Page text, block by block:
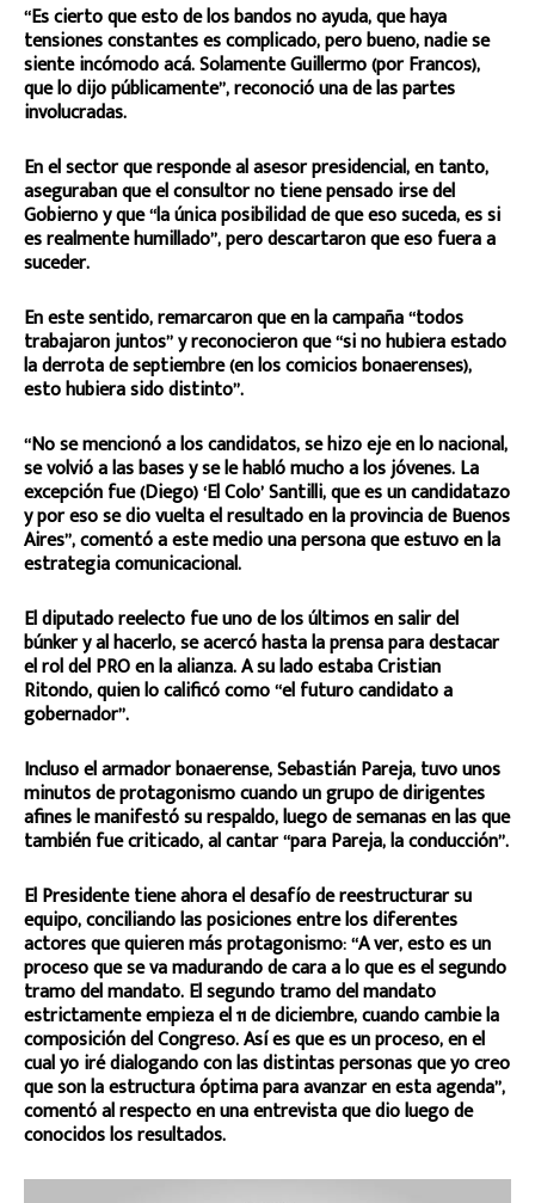
“Es cierto que esto de los bandos no ayuda, que haya
tensiones constantes es complicado, pero bueno, nadie se
siente incómodo acá. Solamente Guillermo (por Francos),
que lo dijo públicamente”, reconoció una de las partes
involucradas.
En el sector que responde al asesor presidencial, en tanto,
aseguraban que el consultor no tiene pensado irse del
Gobierno y que “la única posibilidad de que eso suceda, es si
es realmente humillado”, pero descartaron que eso fuera a
suceder.
En este sentido, remarcaron que en la campaña “todos
trabajaron juntos” y reconocieron que “si no hubiera estado
la derrota de septiembre (en los comicios bonaerenses),
esto hubiera sido distinto”.
“No se mencionó a los candidatos, se hizo eje en lo nacional,
se volvió a las bases y se le habló mucho a los jóvenes. La
excepción fue (Diego) ‘El Colo’ Santilli, que es un candidatazo
y por eso se dio vuelta el resultado en la provincia de Buenos
Aires”, comentó a este medio una persona que estuvo en la
estrategia comunicacional.
El diputado reelecto fue uno de los últimos en salir del
búnker y al hacerlo, se acercó hasta la prensa para destacar
el rol del PRO en la alianza. A su lado estaba Cristian
Ritondo, quien lo calificó como “el futuro candidato a
gobernador”.
Incluso el armador bonaerense, Sebastián Pareja, tuvo unos
minutos de protagonismo cuando un grupo de dirigentes
afines le manifestó su respaldo, luego de semanas en las que
también fue criticado, al cantar “para Pareja, la conducción”.
El Presidente tiene ahora el desafío de reestructurar su
equipo, conciliando las posiciones entre los diferentes
actores que quieren más protagonismo: “A ver, esto es un
proceso que se va madurando de cara a lo que es el segundo
tramo del mandato. El segundo tramo del mandato
estrictamente empieza el 11 de diciembre, cuando cambie la
composición del Congreso. Así es que es un proceso, en el
cual yo iré dialogando con las distintas personas que yo creo
que son la estructura óptima para avanzar en esta agenda”,
comentó al respecto en una entrevista que dio luego de
conocidos los resultados.